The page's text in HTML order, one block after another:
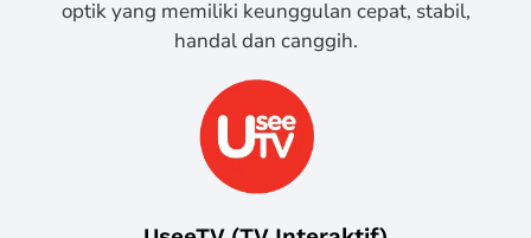
optik yang memiliki keunggulan cepat, stabil,
handal dan canggih.